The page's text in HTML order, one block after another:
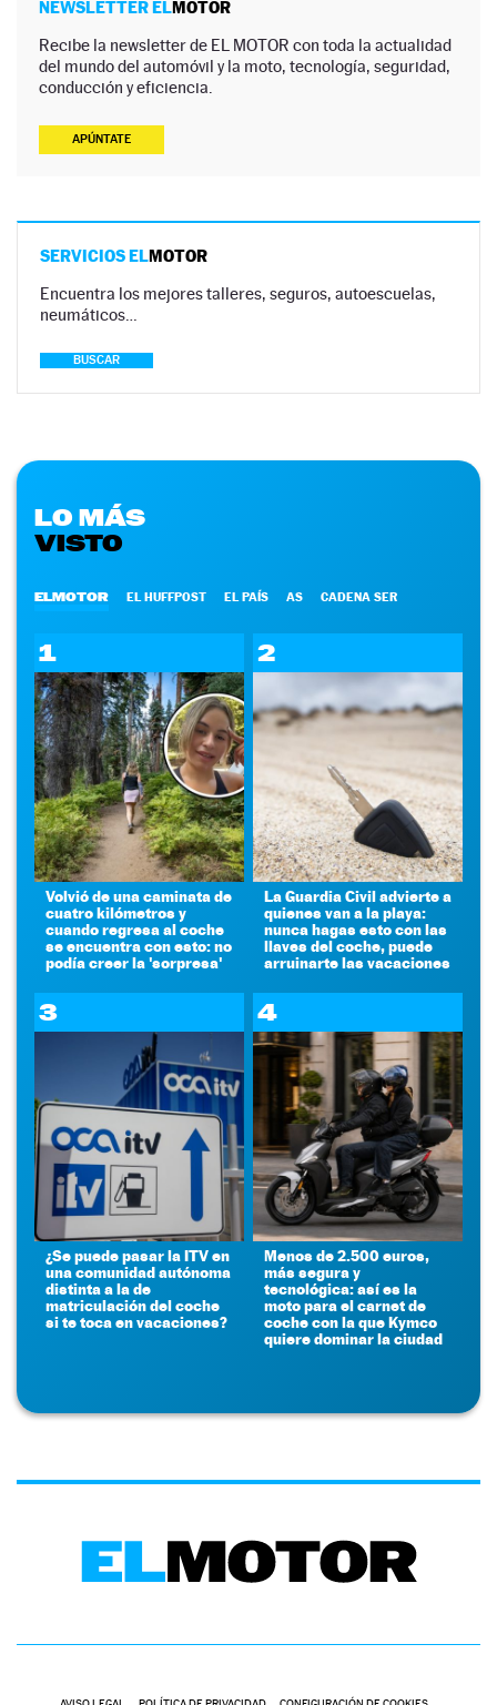
NEWSLETTER ELMOTOR
Recibe la newsletter de EL MOTOR con toda la actualidad
del mundo del automóvil y la moto, tecnología, seguridad,
conducción y eficiencia.
APÚNTATE
SERVICIOS ELMOTOR
Encuentra los mejores talleres, seguros, autoescuelas,
neumáticos…
BUSCAR
LO MÁS
VISTO
ELMOTOR EL HUFFPOST EL PAÍS AS CADENA SER
1
Volvió de una caminata de
cuatro kilómetros y
cuando regresa al coche
se encuentra con esto: no
podía creer la 'sorpresa'
2
La Guardia Civil advierte a
quienes van a la playa:
nunca hagas esto con las
llaves del coche, puede
arruinarte las vacaciones
3
¿Se puede pasar la ITV en
una comunidad autónoma
distinta a la de
matriculación del coche
si te toca en vacaciones?
4
Menos de 2.500 euros,
más segura y
tecnológica: así es la
moto para el carnet de
coche con la que Kymco
quiere dominar la ciudad